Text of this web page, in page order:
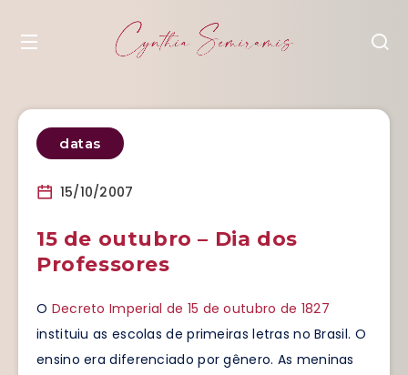
datas
15/10/2007
15 de outubro – Dia dos
Professores
O Decreto Imperial de 15 de outubro de 1827
instituiu as escolas de primeiras letras no Brasil. O
ensino era diferenciado por gênero. As meninas